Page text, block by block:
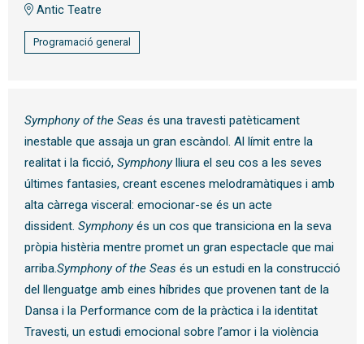
Antic Teatre
Programació general
Symphony of the Seas és una travesti patèticament
inestable que assaja un gran escàndol. Al límit entre la
realitat i la ficció, Symphonylliura el seu cos a les seves
últimes fantasies, creant escenes melodramàtiques i amb
alta càrrega visceral: emocionar-se és un acte
dissident. Symphonyés un cos que transiciona en la seva
pròpia histèria mentre promet un gran espectacle que mai
arriba.Symphony of the Seas és un estudi en la construcció
del llenguatge amb eines híbrides que provenen tant de la
Dansa i la Performance com de la pràctica i la identitat
Travesti, un estudi emocional sobre l’amor i la violència